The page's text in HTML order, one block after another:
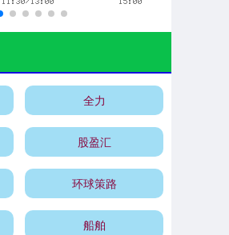
全力
股盈汇
环球策路
船舶